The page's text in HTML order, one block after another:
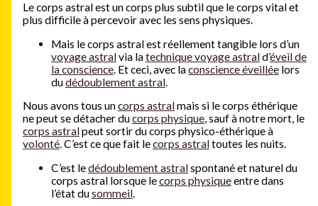
Le corps astral est un corps plus subtil que le corps vital et
plus difficile à percevoir avec les sens physiques.
Mais le corps astral est réellement tangible lors d’un
voyage astralvia latechnique voyage astrald’éveil de
la conscience. Et ceci, avec laconscience éveilléelors
dudédoublement astral.
Nous avons tous uncorps astralmais si le corps éthérique
ne peut se détacher ducorps physique, sauf à notre mort, le
corps astralpeut sortir du corps physico-éthérique à
volonté. C’est ce que fait lecorps astraltoutes les nuits.
C’est ledédoublement astralspontané et naturel du
corps astral lorsque lecorps physiqueentre dans
l’état dusommeil.